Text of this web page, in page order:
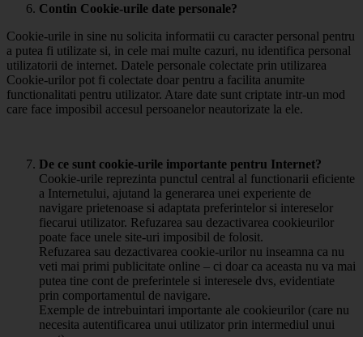
Contin Cookie-urile date personale?
Cookie-urile in sine nu solicita informatii cu caracter personal pentru
a putea fi utilizate si, in cele mai multe cazuri, nu identifica personal
utilizatorii de internet. Datele personale colectate prin utilizarea
Cookie-urilor pot fi colectate doar pentru a facilita anumite
functionalitati pentru utilizator. Atare date sunt criptate intr-un mod
care face imposibil accesul persoanelor neautorizate la ele.
De ce sunt cookie-urile importante pentru Internet?
Cookie-urile reprezinta punctul central al functionarii eficiente
a Internetului, ajutand la generarea unei experiente de
navigare prietenoase si adaptata preferintelor si intereselor
fiecarui utilizator. Refuzarea sau dezactivarea cookieurilor
poate face unele site-uri imposibil de folosit.
Refuzarea sau dezactivarea cookie-urilor nu inseamna ca nu
veti mai primi publicitate online – ci doar ca aceasta nu va mai
putea tine cont de preferintele si interesele dvs, evidentiate
prin comportamentul de navigare.
Exemple de intrebuintari importante ale cookieurilor (care nu
necesita autentificarea unui utilizator prin intermediul unui